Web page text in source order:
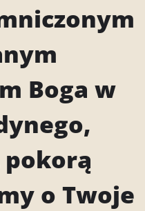
Boga w
o Twoje